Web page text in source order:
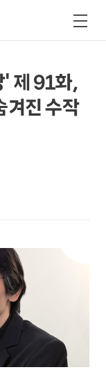
색
메
뉴
' 제 91화,
겨진 수작